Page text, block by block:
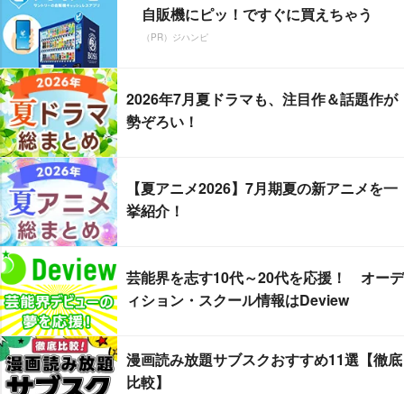
自販機にピッ！ですぐに買えちゃう
（PR）ジハンピ
2026年7月夏ドラマも、注目作＆話題作が
勢ぞろい！
【夏アニメ2026】7月期夏の新アニメを一
挙紹介！
芸能界を志す10代～20代を応援！ オーデ
ィション・スクール情報はDeview
漫画読み放題サブスクおすすめ11選【徹底
比較】